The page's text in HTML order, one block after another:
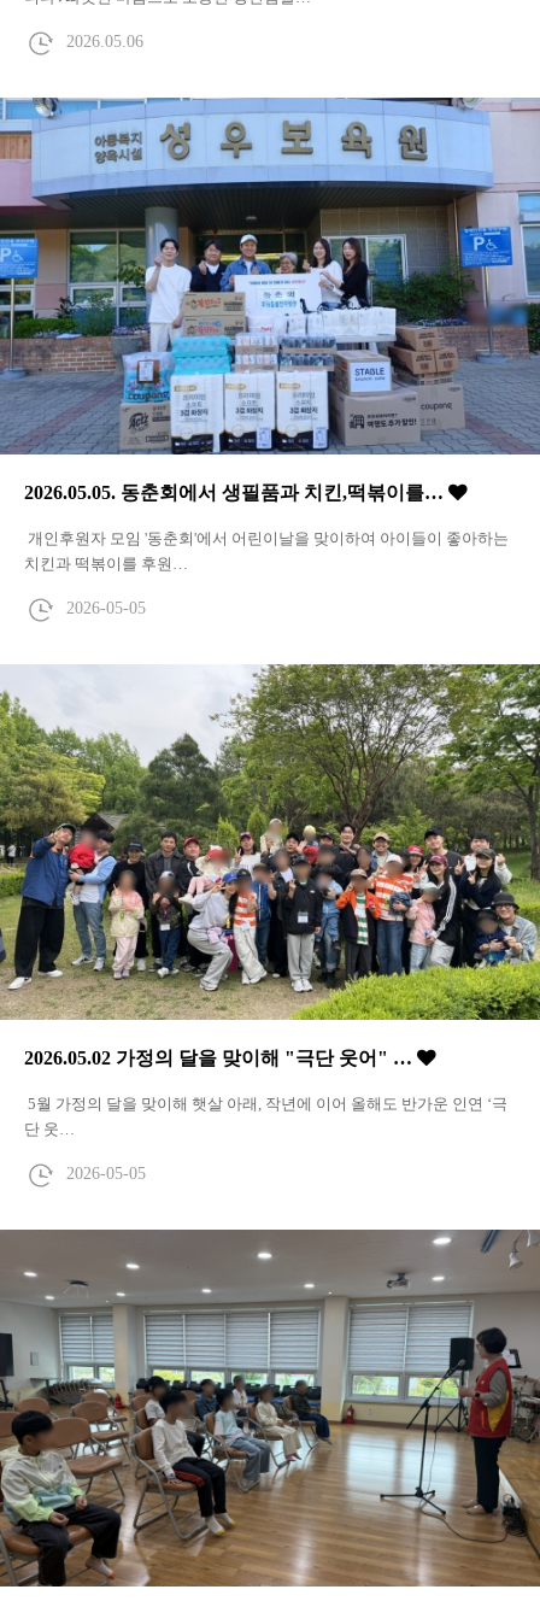
2026.05.06
2026.05.05. 동춘회에서 생필품과 치킨,떡볶이를…
개인후원자 모임 '동춘회'에서 어린이날을 맞이하여 아이들이 좋아하는
치킨과 떡볶이를 후원…
2026-05-05
2026.05.02 가정의 달을 맞이해 "극단 웃어" …
5월 가정의 달을 맞이해 햇살 아래, 작년에 이어 올해도 반가운 인연 ‘극
단 웃…
2026-05-05